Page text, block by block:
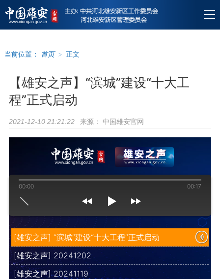
当前位置： 首页 > 正文
【雄安之声】“滨城”建设“十大工
程”正式启动
2021-12-10 21:21:22 来源： 中国雄安官网
[雄安之声] “滨城”建设“十大工程”正式启动
[雄安之声] 20241202
[雄安之声] 20241119
00:00 00:17